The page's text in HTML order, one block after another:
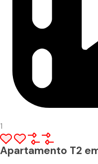
1
Apartamento T2